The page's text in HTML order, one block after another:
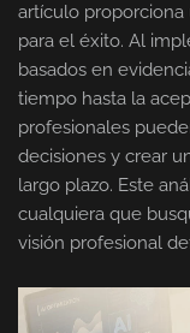
artículo
para el éxito. Al
basados en
tiempo hasta la
profesionales
decisiones y crear
largo plazo. Este
cualquiera que
visión profesional